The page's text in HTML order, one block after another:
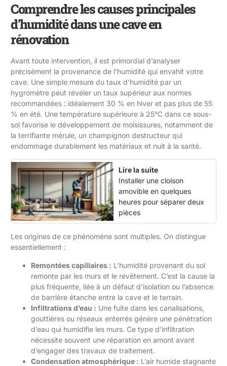
Comprendre les causes principales
d’humidité dans une cave en
rénovation
Avant toute intervention, il est primordial d’analyser
précisément la provenance de l’humidité qui envahit votre
cave. Une simple mesure du taux d’humidité par un
hygromètre peut révéler un taux supérieur aux normes
recommandées : idéalement 30 % en hiver et pas plus de 55
% en été. Une température supérieure à 25°C dans ce sous-
sol favorise le développement de moisissures, notamment de
la terrifiante mérule, un champignon destructeur qui
endommage durablement les matériaux et nuit à la santé.
Lire la suite
Installer une cloison
amovible en quelques
heures pour séparer deux
pièces
Les origines de ce phénomène sont multiples. On distingue
essentiellement :
Remontées capillaires : L’humidité provenant du sol
remonte par les murs et le revêtement. C’est la cause la
plus fréquente, liée à un défaut d’isolation ou l’absence
de barrière étanche entre la cave et le terrain.
Infiltrations d’eau : Une fuite dans les canalisations,
gouttières ou réseaux enterrés génère une pénétration
d’eau qui humidifie les murs. Ce type d’infiltration
nécessite souvent une réparation en amont avant
d’engager des travaux de traitement.
Condensation atmosphérique : L’air humide stagnante